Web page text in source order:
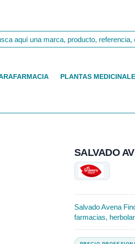
PLANTAS
SALVADO
Salvado Avena
farmacias,